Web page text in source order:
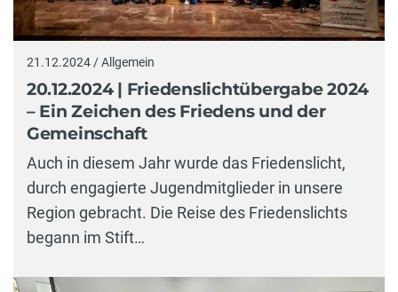
21.12.2024 / Allgemein
20.12.2024 | Friedenslichtübergabe 2024
– Ein Zeichen des Friedens und der
Gemeinschaft
Auch in diesem Jahr wurde das Friedenslicht,
durch engagierte Jugendmitglieder in unsere
Region gebracht. Die Reise des Friedenslichts
begann im Stift…